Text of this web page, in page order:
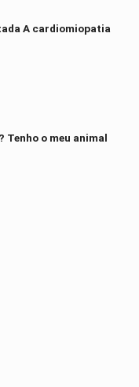
A cardiomiopatia
Tenho o meu animal